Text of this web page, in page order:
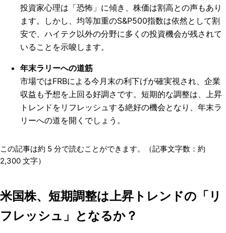
投資家心理は「恐怖」に傾き、株価は割高との声もあり
ます。しかし、均等加重のS&P500指数は依然として割
安で、ハイテク以外の分野に多くの投資機会が残されて
いることを示唆します。
年末ラリーへの道筋
市場ではFRBによる今月末の利下げが確実視され、企業
収益も予想を上回る好調さです。短期的な調整は、上昇
トレンドをリフレッシュする絶好の機会となり、年末ラ
リーへの道を開くでしょう。
この記事は約 5 分で読むことができます。（記事文字数：約
2,300 文字）
米国株、短期調整は上昇トレンドの「リ
フレッシュ」となるか？